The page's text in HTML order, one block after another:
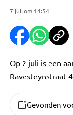
7 juli om 14:54
Op 2 juli is een
Ravesteynstraat
Gevonden